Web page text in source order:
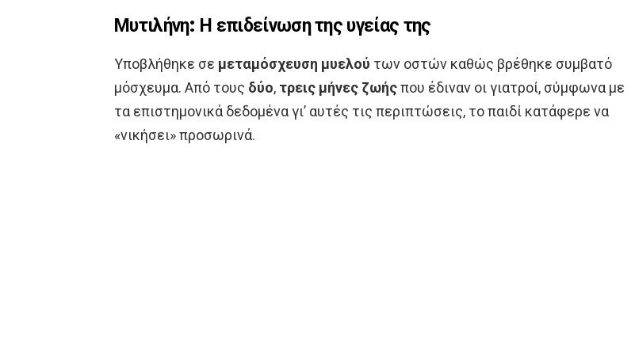
Μυτιλήνη: Η επιδείνωση της υγείας της
Υποβλήθηκε σε μεταμόσχευση μυελού των οστών καθώς βρέθηκε συμβατό
μόσχευμα. Από τους δύο, τρεις μήνες ζωήςπου έδιναν οι γιατροί, σύμφωνα με
τα επιστημονικά δεδομένα γι’ αυτές τις περιπτώσεις, το παιδί κατάφερε να
«νικήσει» προσωρινά.